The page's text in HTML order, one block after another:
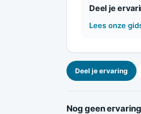
Deel je
Lees onze
Deel je ervaring
Nog geen